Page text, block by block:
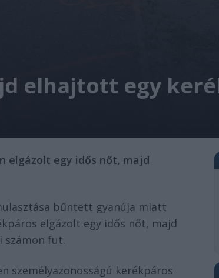
elhajtott egy
elgázolt egy idős nőt, majd
bűntett gyanúja miatt
elgázolt egy idős nőt, majd
számon fut.
személyazonosságú kerékpáros